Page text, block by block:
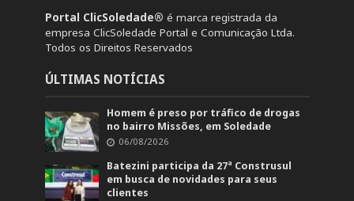
Portal ClicSoledade® é marca registrada da
empresa ClicSoledade Portal e Comunicação Ltda.
Todos os Direitos Reservados
ÚLTIMAS NOTÍCIAS
Homem é preso por tráfico de drogas
no bairro Missões, em Soledade
06/08/2026
Batezini participa da 27ª Construsul
em busca de novidades para seus
clientes